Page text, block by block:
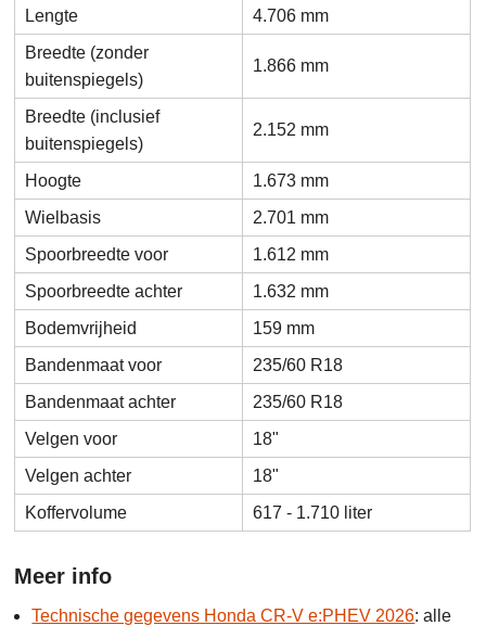
Lengte
4.706 mm
Breedte (zonder
buitenspiegels)
1.866 mm
Breedte (inclusief
buitenspiegels)
2.152 mm
Hoogte
1.673 mm
Wielbasis
2.701 mm
Spoorbreedte voor
1.612 mm
Spoorbreedte achter
1.632 mm
Bodemvrijheid
159 mm
Bandenmaat voor
235/60 R18
Bandenmaat achter
235/60 R18
Velgen voor
18"
Velgen achter
18"
Koffervolume
617 - 1.710 liter
Meer info
Technische gegevens Honda CR-V e:PHEV 2026: alle